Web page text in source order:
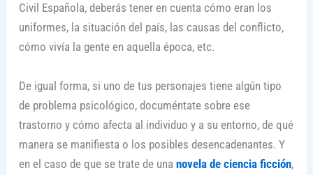
Civil Española, deberás tener en cuenta cómo eran los
uniformes, la situación del país, las causas del conflicto,
cómo vivía la gente en aquella época, etc.
De igual forma, si uno de tus personajes tiene algún tipo
de problema psicológico, documéntate sobre ese
trastorno y cómo afecta al individuo y a su entorno, de qué
manera se manifiesta o los posibles desencadenantes. Y
en el caso de que se trate de una novela de ciencia ficción,